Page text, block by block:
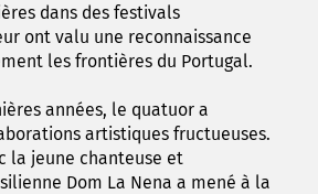
dans des festivals
ont valu une reconnaissance
les frontières du Portugal.
années, le quatuor a
artistiques fructueuses.
la jeune chanteuse et
Dom La Nena a mené à la